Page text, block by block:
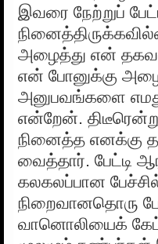
இவரை நேற்றுப்
அழைத்து என்
என் போனுக்கு
அனுபவங்களை எமது
என்றேன்.
நினைத்த எனக்கு
வைத்தார். பேட்டி
கலகலப்பான
நிறைவானதொரு
வானொலியைக்